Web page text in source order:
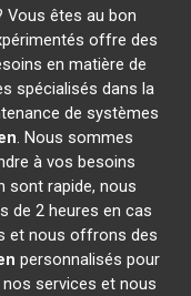
Vous êtes au bon
offre des
en matière de
spécialisés dans la
de systèmes
. Nous sommes
à vos besoins
sont rapide, nous
de 2 heures en cas
et nous offrons des
personnalisés pour
services et nous